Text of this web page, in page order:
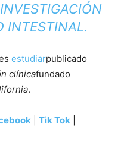
INTESTINAL.
estudiarpublicado
clínicafundado
.
Tik Tok